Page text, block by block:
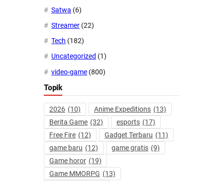
Satwa (6)
Streamer (22)
Tech (182)
Uncategorized (1)
video-game (800)
Topik
2026 (10) Anime Expeditions (13)
Berita Game (32) esports (17)
Free Fire (12) Gadget Terbaru (11)
game baru (12) game gratis (9)
Game horor (19)
Game MMORPG (13)